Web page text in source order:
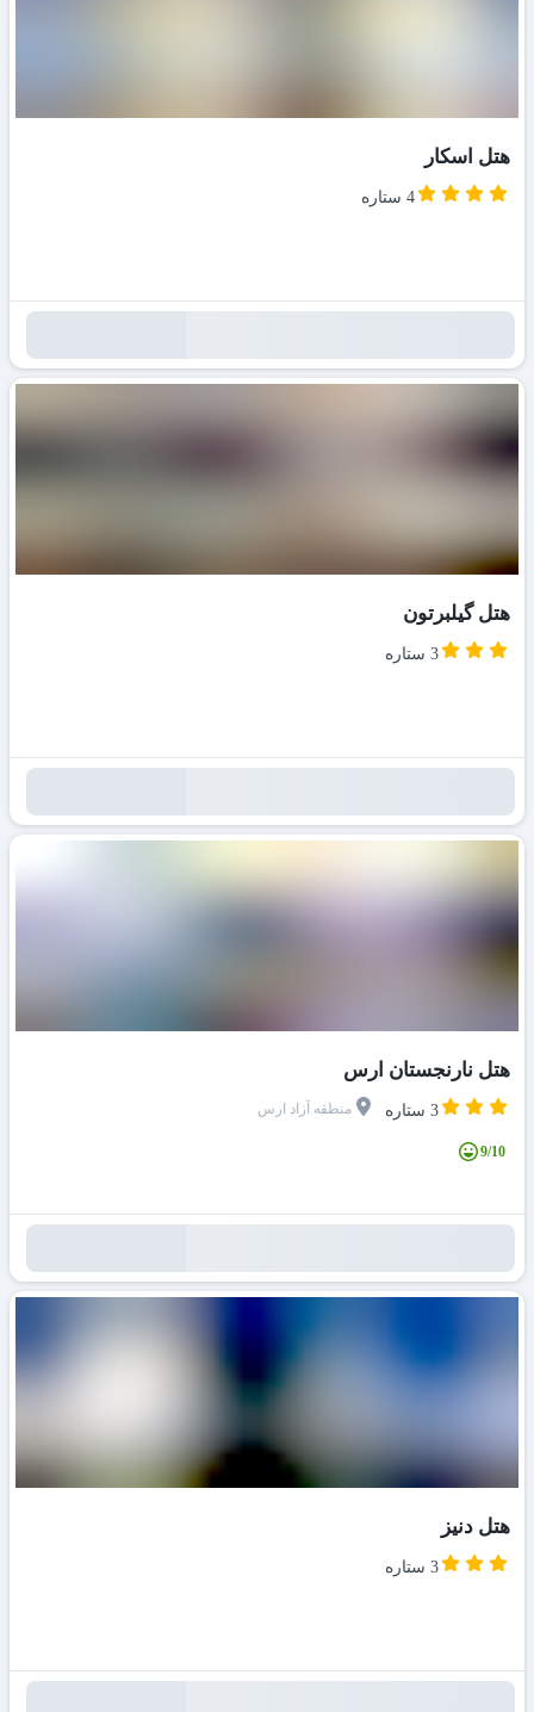
هتل اسکار
4 ستاره
هتل گیلبرتون
3 ستاره
هتل نارنجستان ارس
3 ستاره منطقه آزاد ارس
9/10
هتل دنیز
3 ستاره